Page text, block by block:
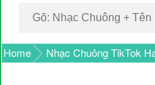
Home Nhạc Chuông TikTok